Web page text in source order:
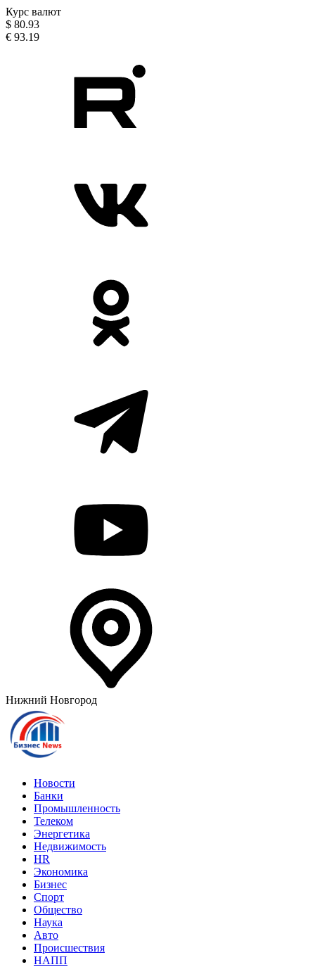
Курс валют
$ 80.93
€ 93.19
Нижний Новгород
Новости
Банки
Промышленность
Телеком
Энергетика
Недвижимость
HR
Экономика
Бизнес
Спорт
Общество
Наука
Авто
Происшествия
НАПП